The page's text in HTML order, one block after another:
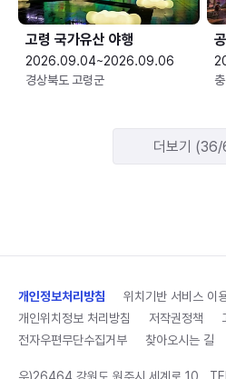
고령 국가유산 야행
2026.09.04~2026.09.06
경상북도 고령군
더보기
개인정보처리방침
위치기반 서비스 이
개인위치정보 처리방침
저작권정책
전자우편무단수집거부
찾아오시는 길